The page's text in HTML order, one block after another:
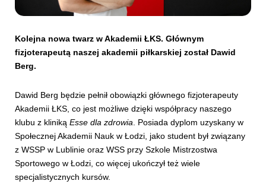
SKLEP KUP BILET
Kolejna nowa twarz w Akademii ŁKS. Głównym
fizjoterapeutą naszej akademii piłkarskiej został Dawid
Berg.
Dawid Berg będzie pełnił obowiązki głównego fizjoterapeuty
Akademii ŁKS, co jest możliwe dzięki współpracy naszego
klubu z kliniką Esse dla zdrowia . Posiada dyplom uzyskany w
Społecznej Akademii Nauk w Łodzi, jako student był związany
z WSSP w Lublinie oraz WSS przy Szkole Mistrzostwa
Sportowego w Łodzi, co więcej ukończył też wiele
specjalistycznych kursów.